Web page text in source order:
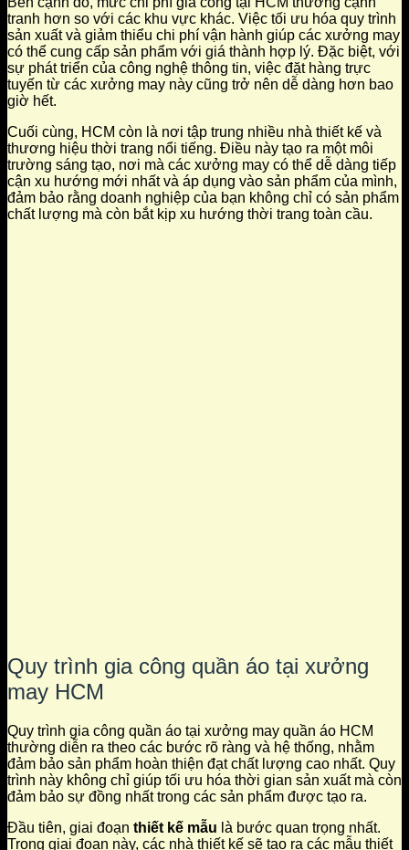
tranh hơn so với các khu vực khác. Việc tối ưu hóa quy trình
sản xuất và giảm thiểu chi phí vận hành giúp các xưởng may
có thể cung cấp sản phẩm với giá thành hợp lý. Đặc biệt, với
sự phát triển của công nghệ thông tin, việc đặt hàng trực
tuyến từ các xưởng may này cũng trở nên dễ dàng hơn bao
giờ hết.
Cuối cùng, HCM còn là nơi tập trung nhiều nhà thiết kế và
thương hiệu thời trang nổi tiếng. Điều này tạo ra một môi
trường sáng tạo, nơi mà các xưởng may có thể dễ dàng tiếp
cận xu hướng mới nhất và áp dụng vào sản phẩm của mình,
đảm bảo rằng doanh nghiệp của bạn không chỉ có sản phẩm
chất lượng mà còn bắt kịp xu hướng thời trang toàn cầu.
Quy trình gia công quần áo tại xưởng
may HCM
Quy trình gia công quần áo tại xưởng may quần áo HCM
thường diễn ra theo các bước rõ ràng và hệ thống, nhằm
đảm bảo sản phẩm hoàn thiện đạt chất lượng cao nhất. Quy
trình này không chỉ giúp tối ưu hóa thời gian sản xuất mà còn
đảm bảo sự đồng nhất trong các sản phẩm được tạo ra.
Đầu tiên, giai đoạn thiết kế mẫu là bước quan trọng nhất.
Trong giai đoạn này, các nhà thiết kế sẽ tạo ra các mẫu thiết